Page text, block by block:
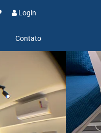
Login
Contato